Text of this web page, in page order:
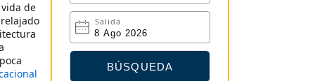
de
Salida